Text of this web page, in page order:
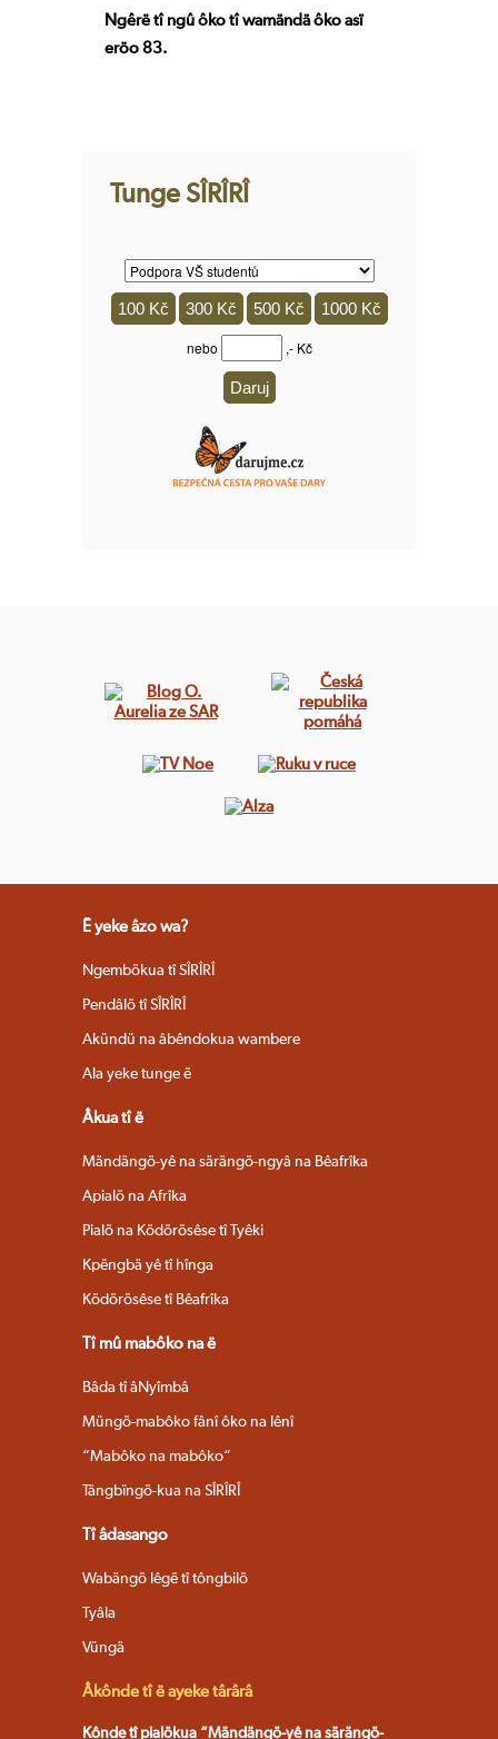
Ngêrë tî ngû ôko tî wamändä ôko asï
eröo 83.
Tunge SÎRÎRÎ
Ë yeke âzo wa?
Ngembökua tî SÎRÎRÎ
Pendâlö tî SÎRÎRÎ
Akündü na âbêndokua wambere
Ala yeke tunge ë
Âkua tî ë
Mändängö-yê na särängö-ngyâ na Bêafrîka
Apialö na Afrîka
Pialö na Ködörösêse tî Tyêki
Kpëngbä yê tî hînga
Ködörösêse tî Bêafrîka
Tî mû mabôko na ë
Bâda tî âNyîmbâ
Müngö-mabôko fânî ôko na lênî
“Mabôko na mabôko“
Tängbïngö-kua na SÎRÎRÎ
Tî âdasango
Wabängö lêgë tî tôngbilö
Tyâla
Vüngä
Âkônde tî ë ayeke târârâ
Kônde tî pialökua “Mändängö-yê na särängö-